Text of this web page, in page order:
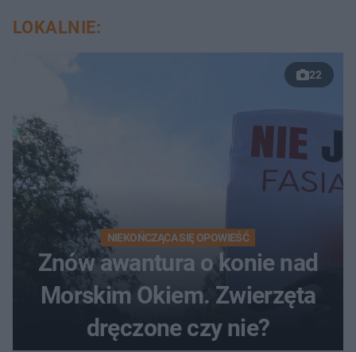
LOKALNIE:
22
NIEKOŃCZĄCA SIĘ OPOWIEŚĆ
Znów awantura o konie nad
Morskim Okiem. Zwierzęta
dręczone czy nie?